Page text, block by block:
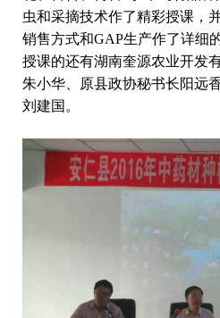
虫和采摘技术作了精彩授课，
销售方式和GAP生产作了详细
授课的还有湖南奎源农业开发
朱小华、原县政协秘书长阳远
刘建国。